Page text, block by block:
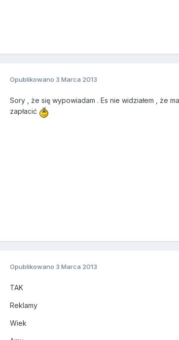
Opublikowano 3 Marca 2013
Sory , że się wypowiadam . Es nie widziałem , że
zapłacić
Opublikowano 3 Marca 2013
TAK
Reklamy
Wiek